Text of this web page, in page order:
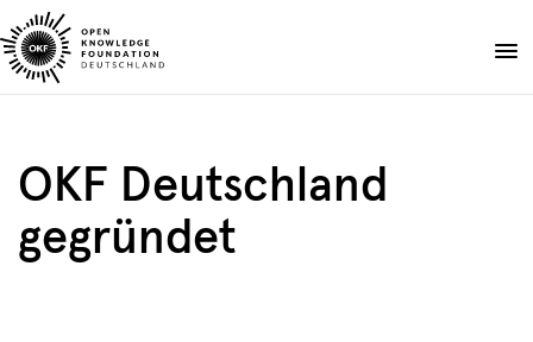
Skip
to
Projekte
Publikationen
OKF Deutschland
gegründet